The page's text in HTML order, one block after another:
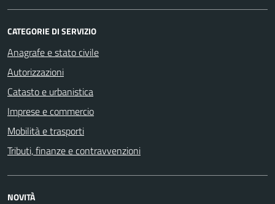
CATEGORIE DI SERVIZIO
Anagrafe e stato civile
Autorizzazioni
Catasto e urbanistica
Imprese e commercio
Mobilità e trasporti
Tributi, finanze e contravvenzioni
NOVITÀ